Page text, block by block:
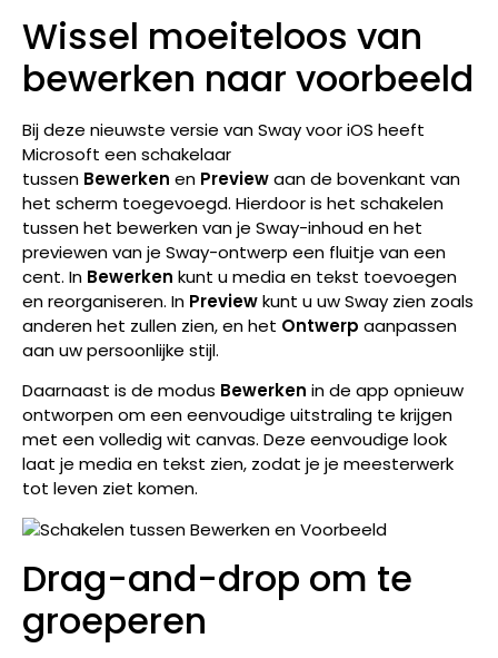
Wissel moeiteloos van
bewerken naar voorbeeld
Bij deze nieuwste versie van Sway voor iOS heeft
Microsoft een schakelaar
tussen Bewerken en Previewaan de bovenkant van
het scherm toegevoegd. Hierdoor is het schakelen
tussen het bewerken van je Sway-inhoud en het
previewen van je Sway-ontwerp een fluitje van een
cent. In Bewerken kunt u media en tekst toevoegen
en reorganiseren. In Previewkunt u uw Sway zien zoals
anderen het zullen zien, en het Ontwerp aanpassen
aan uw persoonlijke stijl.
Daarnaast is de modus Bewerken in de app opnieuw
ontworpen om een eenvoudige uitstraling te krijgen
met een volledig wit canvas. Deze eenvoudige look
laat je media en tekst zien, zodat je je meesterwerk
tot leven ziet komen.
Drag-and-drop om te
groeperen